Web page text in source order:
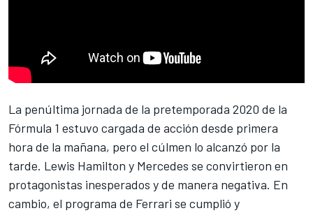
La penúltima jornada de la pretemporada 2020 de la
Fórmula 1 estuvo cargada de acción desde primera
hora de la mañana, pero el cúlmen lo alcanzó por la
tarde. Lewis Hamilton y Mercedes se convirtieron en
protagonistas inesperados y de manera negativa. En
cambio, el programa de Ferrari se cumplió y